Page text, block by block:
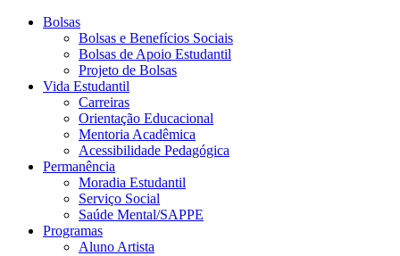
Bolsas
Bolsas e Benefícios Sociais
Bolsas de Apoio Estudantil
Projeto de Bolsas
Vida Estudantil
Carreiras
Orientação Educacional
Mentoria Acadêmica
Acessibilidade Pedagógica
Permanência
Moradia Estudantil
Serviço Social
Saúde Mental/SAPPE
Programas
Aluno Artista